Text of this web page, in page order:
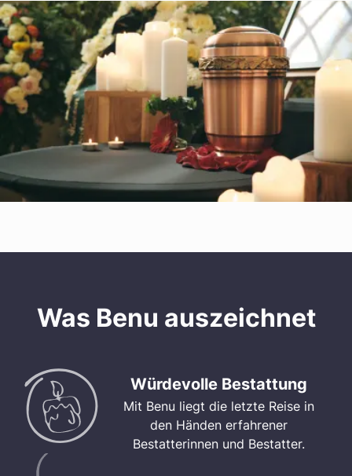
Was Benu auszeichnet
Würdevolle Bestattung
Mit Benu liegt die letzte Reise in
den Händen erfahrener
Bestatterinnen und Bestatter.